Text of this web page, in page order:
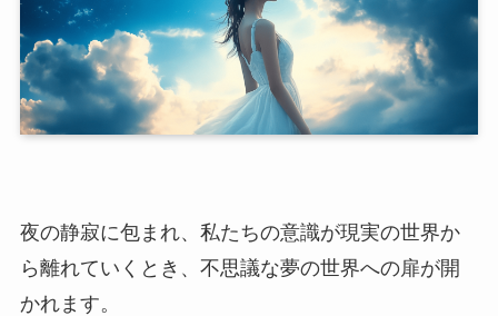
夜の静寂に包まれ、私たちの意識が現実の世界か
ら離れていくとき、不思議な夢の世界への扉が開
かれます。